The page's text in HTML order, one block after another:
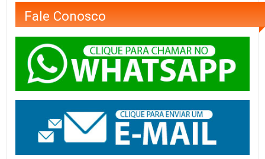
Fale Conosco